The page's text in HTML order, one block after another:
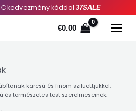
€ kedvezmény kóddal 37SALE
€0.00
karcsú és finom sziluettjükkel.
és természetes test szerelmeseinek.
népszerűség
szerint
rendezve